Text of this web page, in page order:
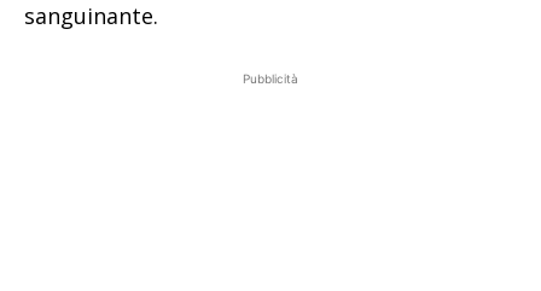
sanguinante.
Pubblicità